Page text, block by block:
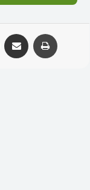
Viber Compartilhar via e-mail